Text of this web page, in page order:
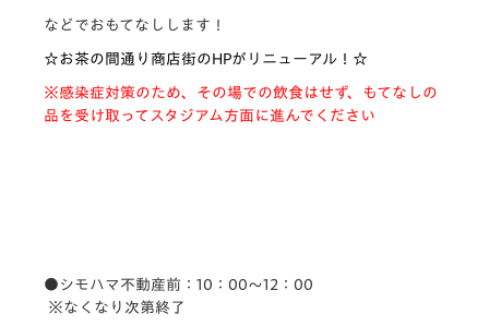
などでおもてなしします！
☆お茶の間通り商店街のHPがリニューアル！☆
※感染症対策のため、その場での飲食はせず、もてなしの
品を受け取ってスタジアム方面に進んでください
●シモハマ不動産前：10：00～12：00
※なくなり次第終了